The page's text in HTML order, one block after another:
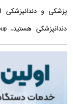
پزشکی و دندانپزشکی
یادگیری دعوت به
معتقدیم موفقیت یک